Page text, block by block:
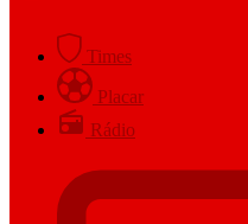
Times
Placar
Rádio